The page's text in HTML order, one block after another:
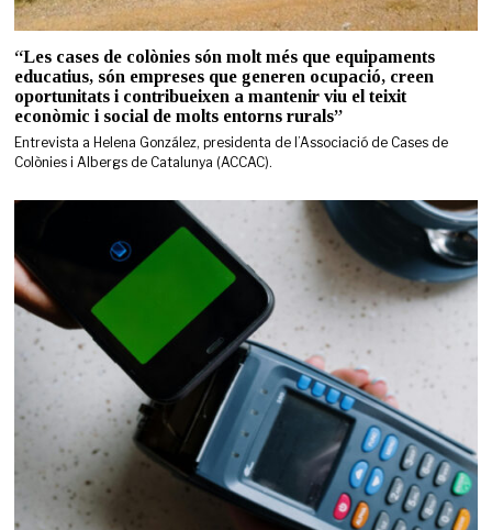
“Les cases de colònies són molt més que equipaments
educatius, són empreses que generen ocupació, creen
oportunitats i contribueixen a mantenir viu el teixit
econòmic i social de molts entorns rurals”
Entrevista a Helena González, presidenta de l’Associació de Cases de
Colònies i Albergs de Catalunya (ACCAC).